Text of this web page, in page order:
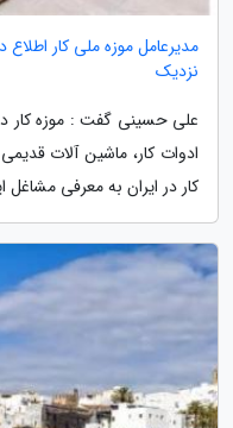
مدیرعامل موزه ملی کار
نزدیک
علی حسینی گفت : موزه کار در
ادوات کار، ماشین آلات
کار در ایران به معرفی مشاغل